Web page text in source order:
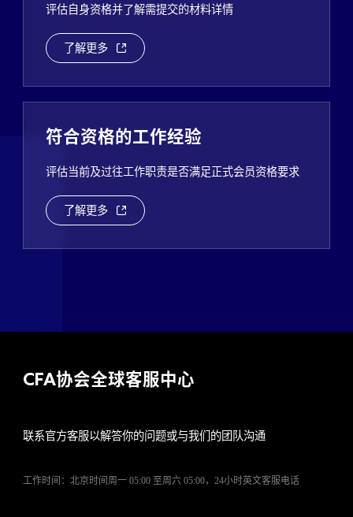
评估自身资格并了解需提交的材料详情
了解更多
符合资格的工作经验
评估当前及过往工作职责是否满足正式会员资格要求
了解更多
CFA协会全球客服中心
联系官方客服以解答你的问题或与我们的团队沟通
工作时间：北京时间周一 05:00 至周六 05:00，24小时英文客服电话